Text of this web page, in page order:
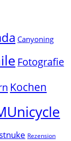
Canyoning
Fotografie
Kochen
Rezension